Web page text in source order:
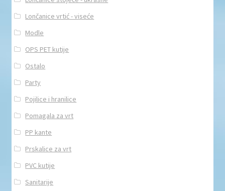
Lončanice vrtić - viseće
Modle
OPS PET kutije
Ostalo
Party
Pojilice i hranilice
Pomagala za vrt
PP kante
Prskalice za vrt
PVC kutije
Sanitarije